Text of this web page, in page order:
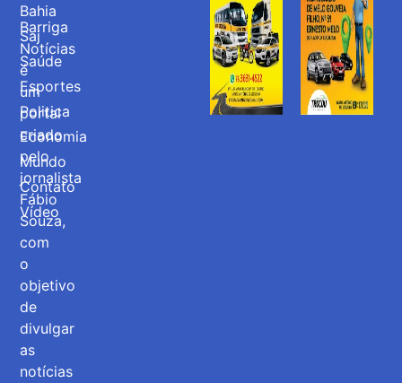
Barriga
Notícias
é
um
portal
criado
pelo
jornalista
Fábio
Souza,
com
o
objetivo
de
divulgar
as
notícias
Bahia
Saj
Saúde
Esportes
Politica
Economia
Mundo
Contato
Vídeo